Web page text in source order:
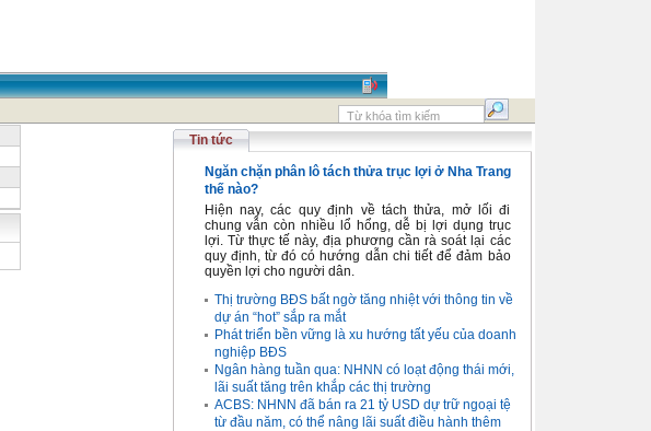
Tin tức
Ngăn chặn phân lô tách thửa trục lợi ở Nha Trang
thế nào?
Hiện nay, các quy định về tách thửa, mở lối đi
chung vẫn còn nhiều lổ hổng, dễ bị lợi dụng trục
lợi. Từ thực tế này, địa phương cần rà soát lại các
quy định, từ đó có hướng dẫn chi tiết để đảm bảo
quyền lợi cho người dân.
Thị trường BĐS bất ngờ tăng nhiệt với thông tin về
dự án “hot” sắp ra mắt
Phát triển bền vững là xu hướng tất yếu của doanh
nghiệp BĐS
Ngân hàng tuần qua: NHNN có loạt động thái mới,
lãi suất tăng trên khắp các thị trường
ACBS: NHNN đã bán ra 21 tỷ USD dự trữ ngoại tệ
từ đầu năm, có thể nâng lãi suất điều hành thêm